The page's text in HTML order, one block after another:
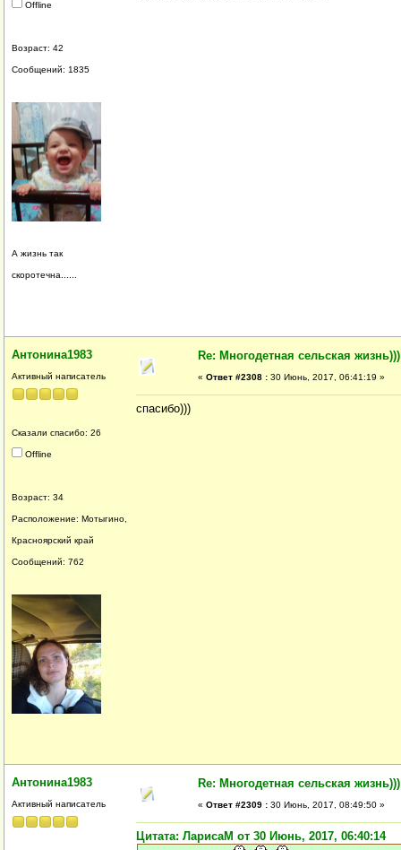
Offline
Возраст: 42
Сообщений: 1835
А жизнь так
скоротечна......
Антонина1983
Активный написатель
Сказали спасибо: 26
Offline
Возраст: 34
Расположение: Мотыгино,
Красноярский край
Сообщений: 762
Re: Многодетная сельская жизнь)))
« Ответ #2308 : 30 Июнь, 2017, 06:41:19 »
спасибо)))
Антонина1983
Активный написатель
Re: Многодетная сельская жизнь)))
« Ответ #2309 : 30 Июнь, 2017, 08:49:50 »
Цитата: ЛарисаМ от 30 Июнь, 2017, 06:40:14